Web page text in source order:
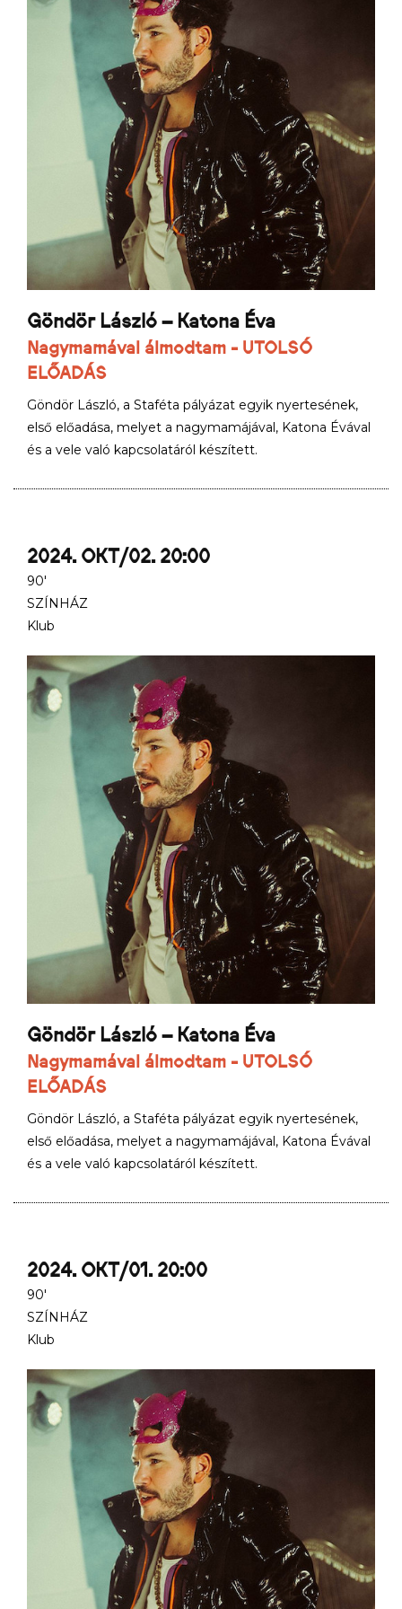
Göndör László – Katona Éva
Nagymamával álmodtam - UTOLSÓ
ELŐADÁS
Göndör László, a Staféta pályázat egyik nyertesének,
első előadása, melyet a nagymamájával, Katona Évával
és a vele való kapcsolatáról készített.
2024. OKT/02. 20:00
90'
SZÍNHÁZ
Klub
Göndör László – Katona Éva
Nagymamával álmodtam - UTOLSÓ
ELŐADÁS
Göndör László, a Staféta pályázat egyik nyertesének,
első előadása, melyet a nagymamájával, Katona Évával
és a vele való kapcsolatáról készített.
2024. OKT/01. 20:00
90'
SZÍNHÁZ
Klub